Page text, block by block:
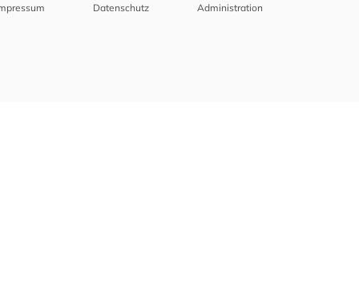
Datenschutz Administration